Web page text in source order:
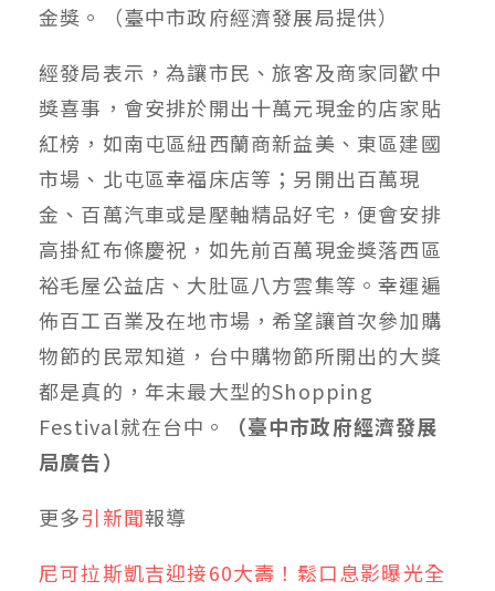
金獎。（臺中市政府經濟發展局提供）
經發局表示，為讓市民、旅客及商家同歡中
獎喜事，會安排於開出十萬元現金的店家貼
紅榜，如南屯區紐西蘭商新益美、東區建國
市場、北屯區幸福床店等；另開出百萬現
金、百萬汽車或是壓軸精品好宅，便會安排
高掛紅布條慶祝，如先前百萬現金獎落西區
裕毛屋公益店、大肚區八方雲集等。幸運遍
佈百工百業及在地市場，希望讓首次參加購
物節的民眾知道，台中購物節所開出的大獎
都是真的，年末最大型的Shopping
Festival就在台中。
（臺中市政府經濟發展
局廣告）
更多引新聞報導
尼可拉斯凱吉迎接60大壽！鬆口息影曝光全